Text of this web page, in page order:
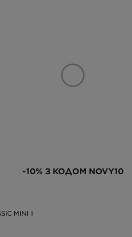
-10% З КОДОМ NOVY10
MINI II